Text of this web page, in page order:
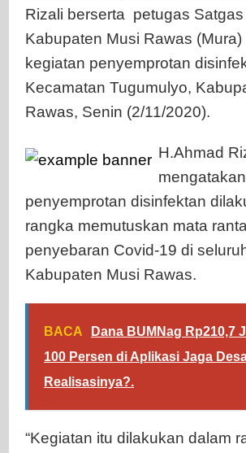
Rizali berserta petugas
Kabupaten Musi Rawas
kegiatan penyemprotan
Kecamatan Tugumulyo,
Rawas, Senin (2/11/2020).
H.Ahmad
penyemprotan disinfektan
rangka memutuskan mata
penyebaran Covid-19 di
Kabupaten Musi Rawas.
BACA
Dana BUMNag Rp210,7
100 Persen di Aplikasi Jaga
Realisasinya?.
“Kegiatan itu dilakukan dalam